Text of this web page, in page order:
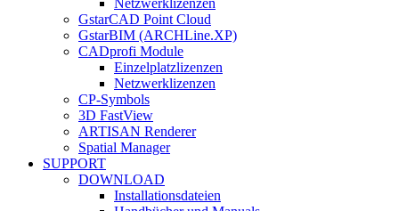
Netzwerklizenzen
GstarCAD Point Cloud
GstarBIM (ARCHLine.XP)
CADprofi Module
Einzelplatzlizenzen
Netzwerklizenzen
CP-Symbols
3D FastView
ARTISAN Renderer
Spatial Manager
SUPPORT
DOWNLOAD
Installationsdateien